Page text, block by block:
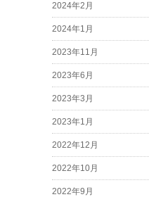
2024年2月
2024年1月
2023年11月
2023年6月
2023年3月
2023年1月
2022年12月
2022年10月
2022年9月